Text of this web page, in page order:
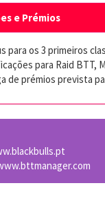
e Prémios
para os 3 primeiros
para Raid BTT,
de prémios prevista